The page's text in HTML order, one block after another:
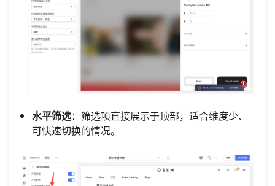
水平筛选：筛选项直接展示于顶部，适合维度少、
可快速切换的情况。